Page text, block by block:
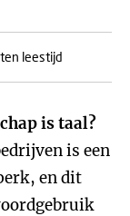
leestijd
is taal?
is een
en dit